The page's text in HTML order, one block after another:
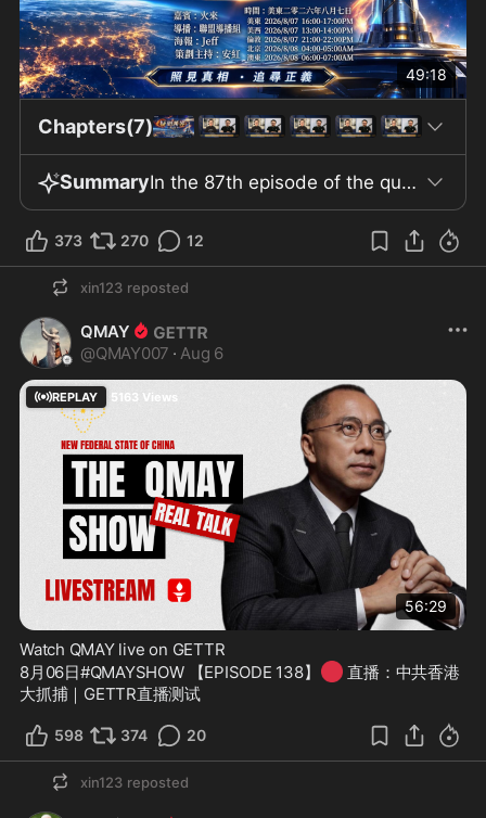
49:18
Chapters(7)
Summary In the 87th episode of the question-and-answer program of the New China Federation website, the guest was Comrade Huo Lan, who had previously been invited to the program but had not been able to participate. The episode was hosted by An Hong. The hosts specifically discussed the incident emphasizing Fauci and the vote in the political committee of the U.S. Senate, where the result was 8 in favor against 7. The information presented stated that Fauci had invoked the Fifth Amendment over 100 times and gave no answers, and this was criticized by DOJ officials who participated. It was mentioned that "Contempt of Congress" in America is a relatively minor crime, and previously Bannon and Navarro had been imprisoned for it. Additionally, this results in harsh punishment and puts more focus on clarifying the situation regarding the virus and vaccines, not just on Fauci. They also talked about the intensity of partisan division and the clear difference between Republican and Democrat votes, as well as the handling of internal conflict and both sides being preoccupied with their own management. Data was emphasized, such as the global Covid death toll of 7 million, 1.1 million in America, and 29 million in China—though in regard to China, the source is said to be unreliable internal information. They discussed the rise in public health issues and increased crime rates in connection with vaccine identification. In the latter part, they discussed political ideology and China’s past approach to public mobilization and a complete shift toward securitization, along with the escalation of repression and increased harshness in enforcement. New information was shared about Guo’s location at a new place in Pennsylvania—which was said to be better—and regarding the approval of a new mRNA vaccine, with viewers being advised on its use. The program concluded with thanks to the guest and collaborators.
373 270 12
xin123 reposted
QMAY
@QMAY007 · Aug 6
Watch QMAY live on GETTR
8月06日#QMAYSHOW 【EPISODE 138】 🔴 直播：中共香港
大抓捕｜GETTR直播测试
REPLAY 5163 Views
56:29
598 374 20
xin123 reposted